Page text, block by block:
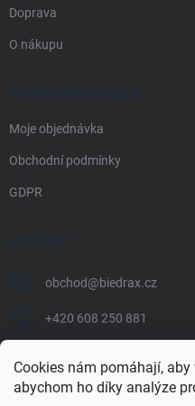
Cookies nám pomáhají,
abychom ho díky analýze
Doprava
O nákupu
PRÁVNÍ INFORMACE
Moje objednávka
Obchodní podmínky
GDPR
KONTAKT
obchod@biedrax.cz
+420 608 250 881